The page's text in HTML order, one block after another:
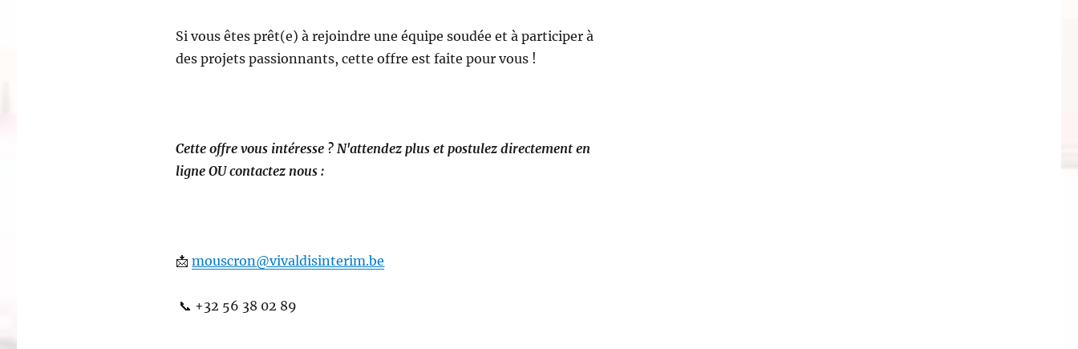
Si vous êtes prêt(e) à rejoindre une équipe soudée et à participer à
des projets passionnants, cette offre est faite pour vous !
Cette offre vous intéresse ? N'attendez plus et postulez directement en
ligne OU contactez nous :
📩mouscron@vivaldisinterim.be
📞 +32 56 38 02 89